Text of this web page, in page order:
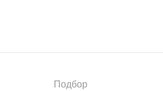
Подбор